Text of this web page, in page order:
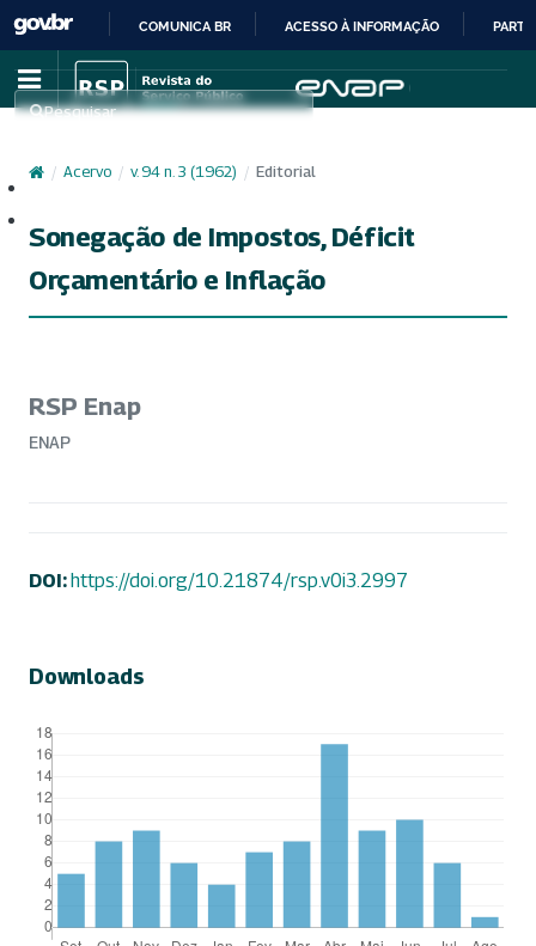
IR
PARA
CONTEÚDO
COMUNICA BR ACESSO À INFORMAÇÃO
Pesquisar
/ Acervo / v. 94 n. 3 (1962) / Editorial
Sonegação de Impostos, Déficit
Orçamentário e Inflação
RSP Enap
ENAP
DOI:https://doi.org/10.21874/rsp.v0i3.2997
Downloads